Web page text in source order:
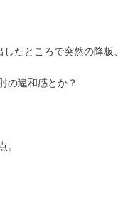
たところで突然の降板、
の違和感とか？
。